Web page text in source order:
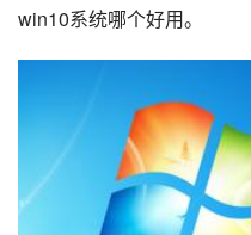
win10系统哪个好用。